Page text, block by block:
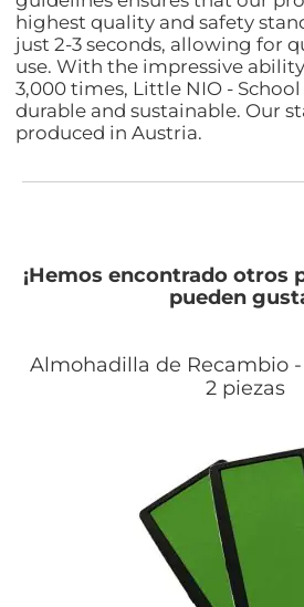
highest quality and safety
just 2-3 seconds, allowing for
use. With the impressive
3,000 times, Little NIO -
durable and sustainable. Our
produced in Austria.
¡Hemos encontrado otros
pueden
Almohadilla de Recambio
2 piezas